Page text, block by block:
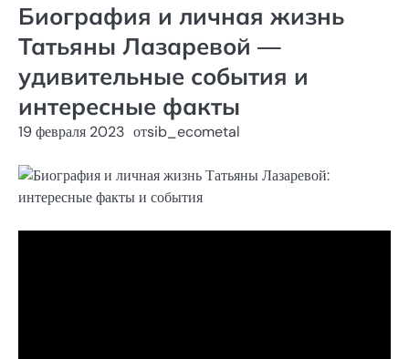
Биография и личная жизнь
Татьяны Лазаревой —
удивительные события и
интересные факты
19 февраля 2023 отsib_ecometal